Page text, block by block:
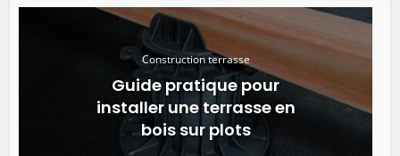
Construction terrasse
Guide pratique pour
installer une terrasse en
bois sur plots